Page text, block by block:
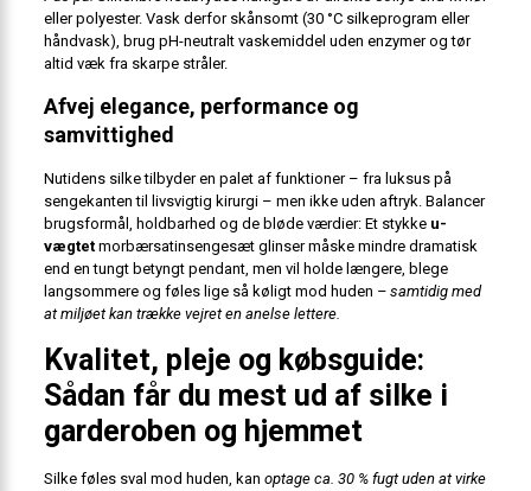
eller polyester. Vask derfor skånsomt (30 °C silkeprogram eller
håndvask), brug pH-neutralt vaskemiddel uden enzymer og tør
altid væk fra skarpe stråler.
Afvej elegance, performance og
samvittighed
Nutidens silke tilbyder en palet af funktioner – fra luksus på
sengekanten til livsvigtig kirurgi – men ikke uden aftryk. Balancer
brugsformål, holdbarhed og de bløde værdier: Et stykke u-
vægtetmorbærsatinsengesæt glinser måske mindre dramatisk
end en tungt betyngt pendant, men vil holde længere, blege
langsommere og føles lige så køligt mod huden – samtidig med
at miljøet kan trække vejret en anelse lettere.
Kvalitet, pleje og købsguide:
Sådan får du mest ud af silke i
garderoben og hjemmet
Silke føles sval mod huden, kan optage ca. 30 % fugt uden at virke